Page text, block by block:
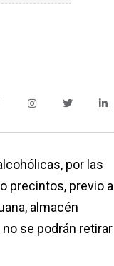
por las
precintos, previo a
almacén
se podrán retirar